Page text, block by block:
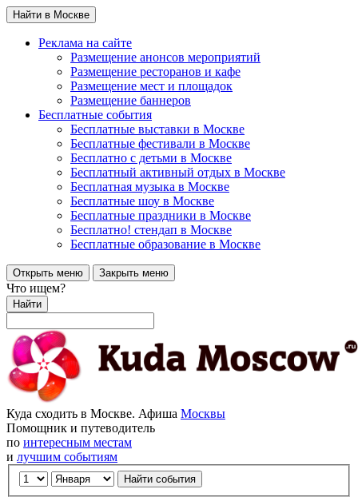
Найти в Москве
Реклама на сайте
Размещение анонсов мероприятий
Размещение ресторанов и кафе
Размещение мест и площадок
Размещение баннеров
Бесплатные события
Бесплатные выставки в Москве
Бесплатные фестивали в Москве
Бесплатно с детьми в Москве
Бесплатный активный отдых в Москве
Бесплатная музыка в Москве
Бесплатные шоу в Москве
Бесплатные праздники в Москве
Бесплатно! стендап в Москве
Бесплатные образование в Москве
Открыть меню Закрыть меню
Что ищем?
Найти
Куда сходить в Москве. Афиша Москвы
Помощник и путеводитель
по интересным местам
и лучшим событиям